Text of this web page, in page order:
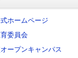
ホームページ
委員会
ープンキャンパス